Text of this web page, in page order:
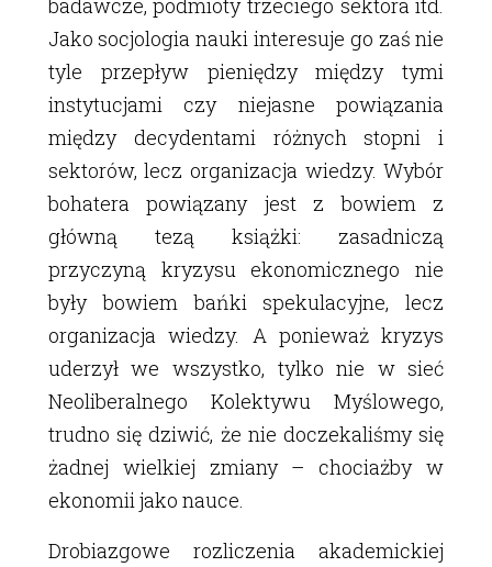
badawcze, podmioty trzeciego sektora itd.
Jako socjologia nauki interesuje go zaś nie
tyle przepływ pieniędzy między tymi
instytucjami czy niejasne powiązania
między decydentami różnych stopni i
sektorów, lecz organizacja wiedzy. Wybór
bohatera powiązany jest z bowiem z
główną tezą książki: zasadniczą
przyczyną kryzysu ekonomicznego nie
były bowiem bańki spekulacyjne, lecz
organizacja wiedzy. A ponieważ kryzys
uderzył we wszystko, tylko nie w sieć
Neoliberalnego Kolektywu Myślowego,
trudno się dziwić, że nie doczekaliśmy się
żadnej wielkiej zmiany – chociażby w
ekonomii jako nauce.
Drobiazgowe rozliczenia akademickiej